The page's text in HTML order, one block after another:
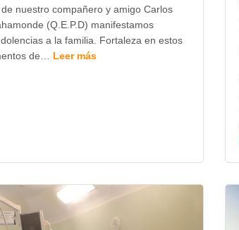
nuestro compañero y amigo Carlos
(Q.E.P.D) manifestamos
a la familia. Fortaleza en estos
de… Leer más